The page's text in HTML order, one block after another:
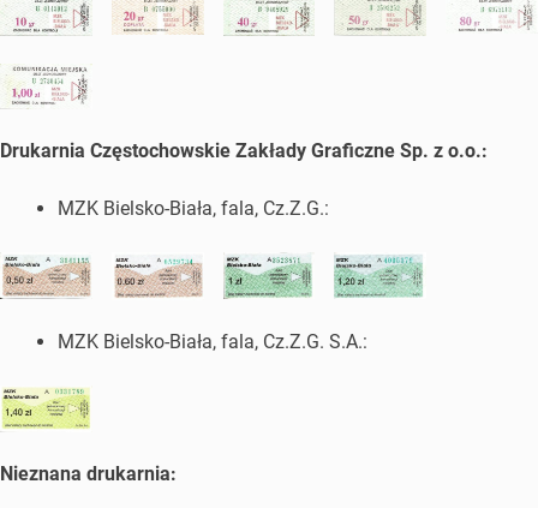
Drukarnia Częstochowskie Zakłady Graficzne Sp. z o.o.:
MZK Bielsko-Biała, fala, Cz.Z.G.:
MZK Bielsko-Biała, fala, Cz.Z.G. S.A.:
Nieznana drukarnia: